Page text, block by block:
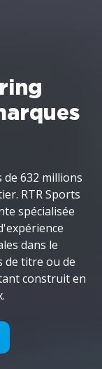
632 millions
RTR Sports
spécialisée
dans le
de titre ou de
construit en